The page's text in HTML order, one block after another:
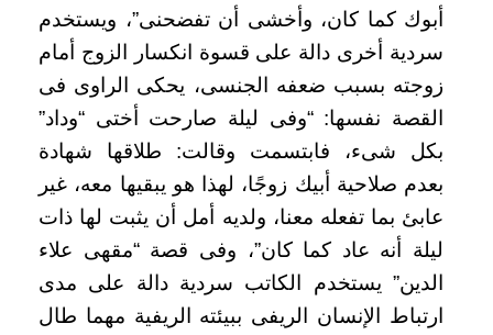
أبوك كما كان، وأخشى أن تفضحنى”، ويستخدم
سردية أخرى دالة على قسوة انكسار الزوج أمام
زوجته بسبب ضعفه الجنسى، يحكى الراوى فى
القصة نفسها: “وفى ليلة صارحت أختى “وداد”
بكل شىء، فابتسمت وقالت: طلاقها شهادة
بعدم صلاحية أبيك زوجًا، لهذا هو يبقيها معه، غير
عابئ بما تفعله معنا، ولديه أمل أن يثبت لها ذات
ليلة أنه عاد كما كان”، وفى قصة “مقهى علاء
الدين” يستخدم الكاتب سردية دالة على مدى
ارتباط الإنسان الريفى ببيئته الريفية مهما طال